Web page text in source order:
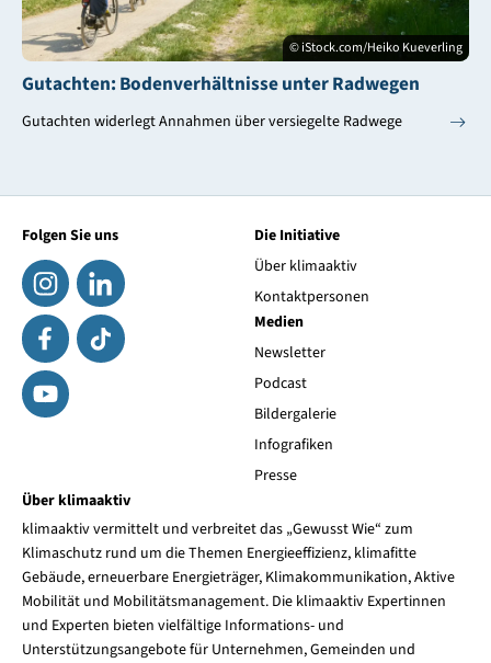
© iStock.com/Heiko Kueverling
Gutachten: Bodenverhältnisse unter Radwegen
Gutachten widerlegt Annahmen über versiegelte Radwege
Folgen Sie uns
Die Initiative
Über klimaaktiv
Kontaktpersonen
Medien
Newsletter
Podcast
Bildergalerie
Infografiken
Presse
Über klimaaktiv
klimaaktiv vermittelt und verbreitet das „Gewusst Wie“ zum
Klimaschutz rund um die Themen Energieeffizienz, klimafitte
Gebäude, erneuerbare Energieträger, Klimakommunikation, Aktive
Mobilität und Mobilitätsmanagement. Die klimaaktiv Expertinnen
und Experten bieten vielfältige Informations- und
Unterstützungsangebote für Unternehmen, Gemeinden und